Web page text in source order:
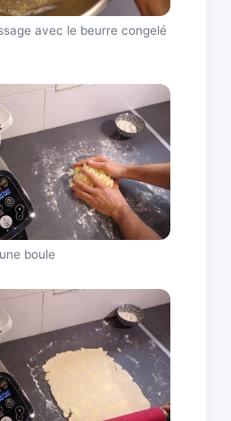
avec le beurre congelé
boule